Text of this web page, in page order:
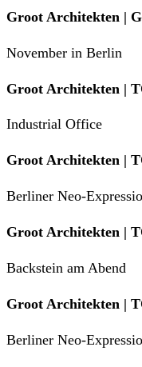
Groot Architekten |
November in Berlin
Groot Architekten |
Industrial Office
Groot Architekten |
Berliner Neo-
Groot Architekten |
Backstein am Abend
Groot Architekten |
Berliner Neo-